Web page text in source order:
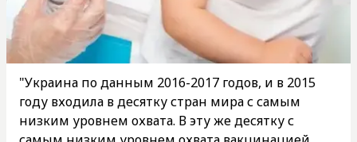
"Украина по данным 2016-2017 годов, и в 2015
году входила в десятку стран мира с самым
низким уровнем охвата. В эту же десятку с